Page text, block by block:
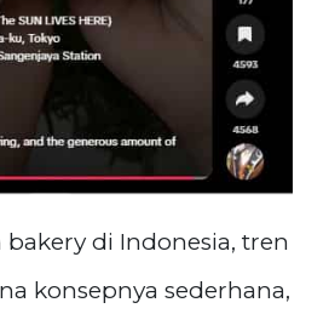
di Indonesia, tren
konsepnya sederhana,